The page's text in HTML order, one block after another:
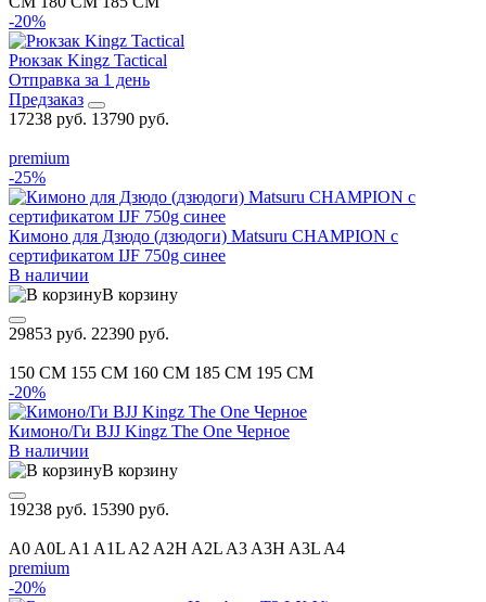
-20%
Рюкзак Kingz Tactical
Отправка за 1 день
Предзаказ
17238 руб. 13790 руб.
premium
-25%
Кимоно для Дзюдо (дзюдоги) Matsuru CHAMPION с
сертификатом IJF 750g синее
В наличии
В корзину
29853 руб. 22390 руб.
150 CM 155 CM 160 CM 185 CM 195 CM
-20%
Кимоно/Ги BJJ Kingz The One Черное
В наличии
В корзину
19238 руб. 15390 руб.
A0 A0L A1 A1L A2 A2H A2L A3 A3H A3L A4
premium
-20%